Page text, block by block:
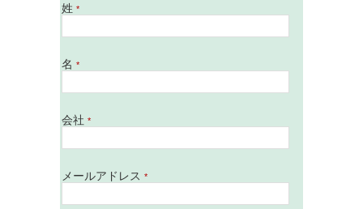
姓 *
名 *
会社 *
メールアドレス *